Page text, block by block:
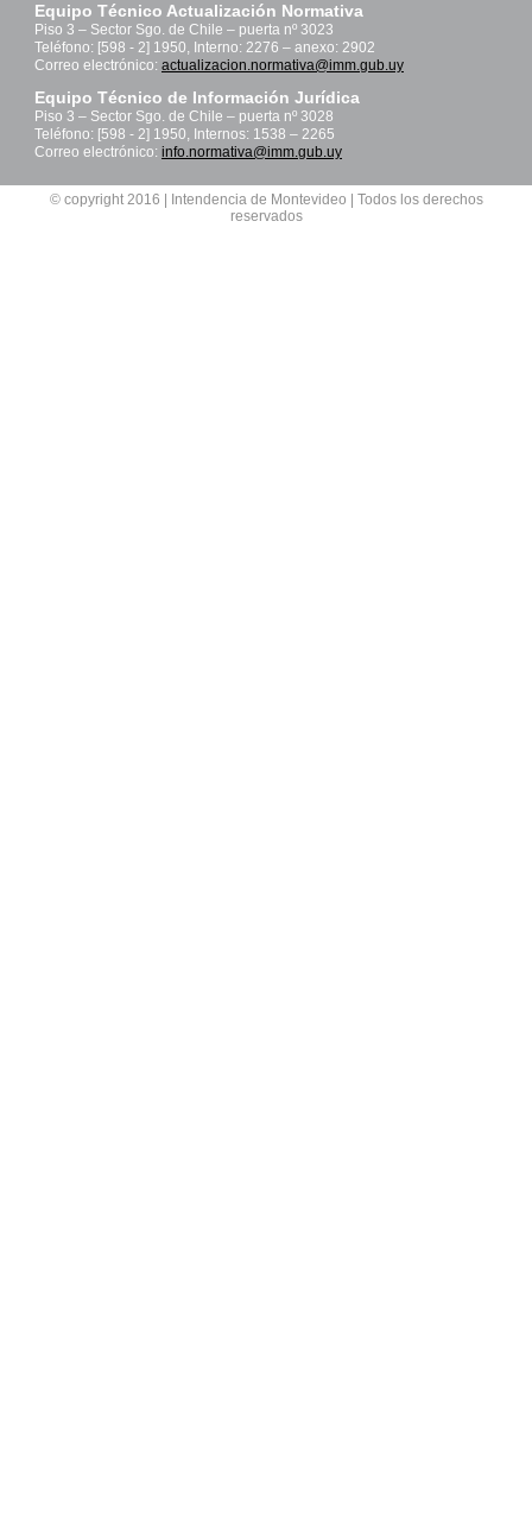
Equipo Técnico Actualización Normativa
Piso 3 – Sector Sgo. de Chile – puerta nº 3023
Teléfono: [598 - 2] 1950, Interno: 2276 – anexo: 2902
Correo electrónico: actualizacion.normativa@imm.gub.uy
Equipo Técnico de Información Jurídica
Piso 3 – Sector Sgo. de Chile – puerta nº 3028
Teléfono: [598 - 2] 1950, Internos: 1538 – 2265
Correo electrónico: info.normativa@imm.gub.uy
© copyright 2016 | Intendencia de Montevideo | Todos los derechos
reservados